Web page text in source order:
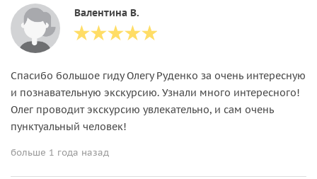
Валентина В.
Спасибо большое гиду Олегу Руденко за очень интересную
и познавательную экскурсию. Узнали много интересного!
Олег проводит экскурсию увлекательно, и сам очень
пунктуальный человек!
больше 1 года назад